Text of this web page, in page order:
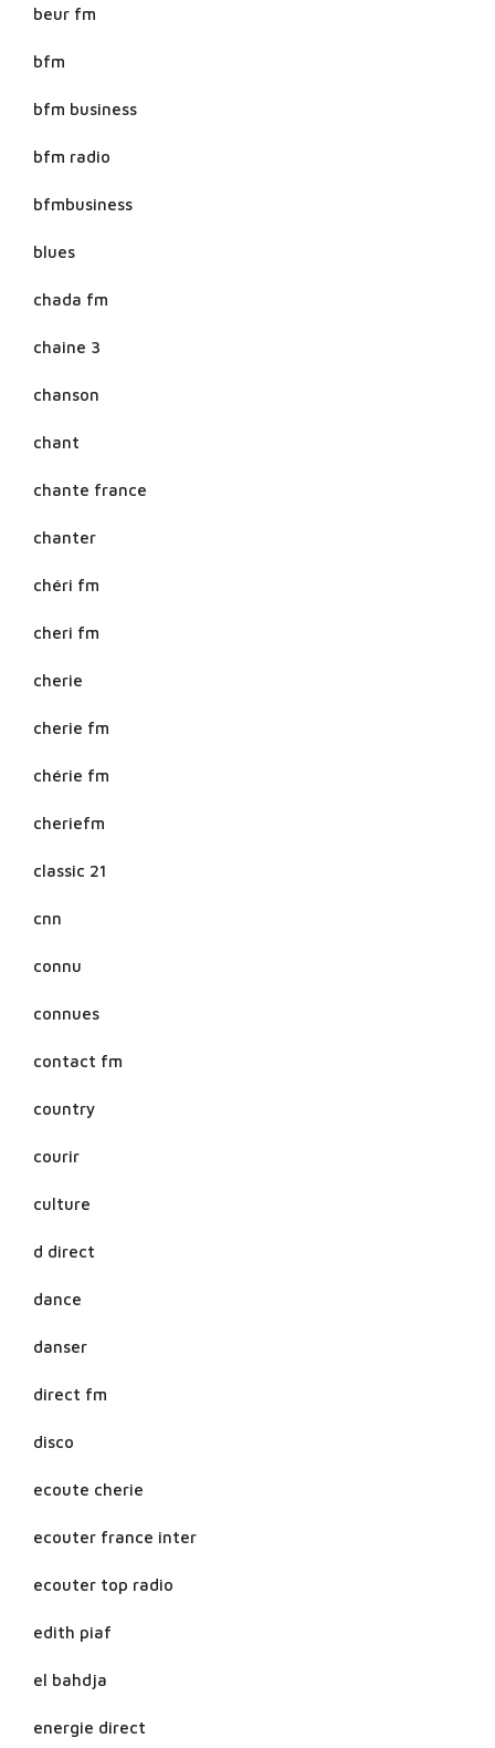
beur fm
bfm
bfm business
bfm radio
bfmbusiness
blues
chada fm
chaine 3
chanson
chant
chante france
chanter
chéri fm
cheri fm
cherie
cherie fm
chérie fm
cheriefm
classic 21
cnn
connu
connues
contact fm
country
courir
culture
d direct
dance
danser
direct fm
disco
ecoute cherie
ecouter france inter
ecouter top radio
edith piaf
el bahdja
energie direct